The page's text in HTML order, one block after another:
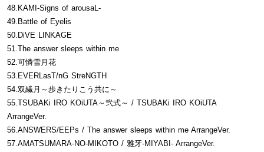
48.KAMI-Signs of arousaL-
49.Battle of Eyelis
50.DiVE LINKAGE
51.The answer sleeps within me
52.可憐雪月花
53.EVERLasT/nG StreNGTH
54.双繊月～歩きたりこう共に～
55.TSUBAKi IRO KOiUTA～弐式～ / TSUBAKi IRO KOiUTA
ArrangeVer.
56.ANSWERS/EEPs / The answer sleeps within me ArrangeVer.
57.AMATSUMARA-NO-MIKOTO / 雅牙-MIYABI- ArrangeVer.